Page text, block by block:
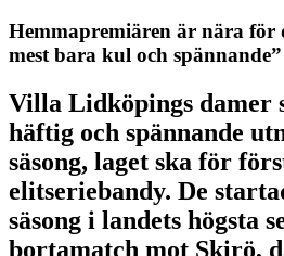
Hemmapremiären är nära för
mest bara kul och spännande”
Villa Lidköpings damer
häftig och spännande
säsong, laget ska för
elitseriebandy. De
säsong i landets högsta
bortamatch mot Skirö,